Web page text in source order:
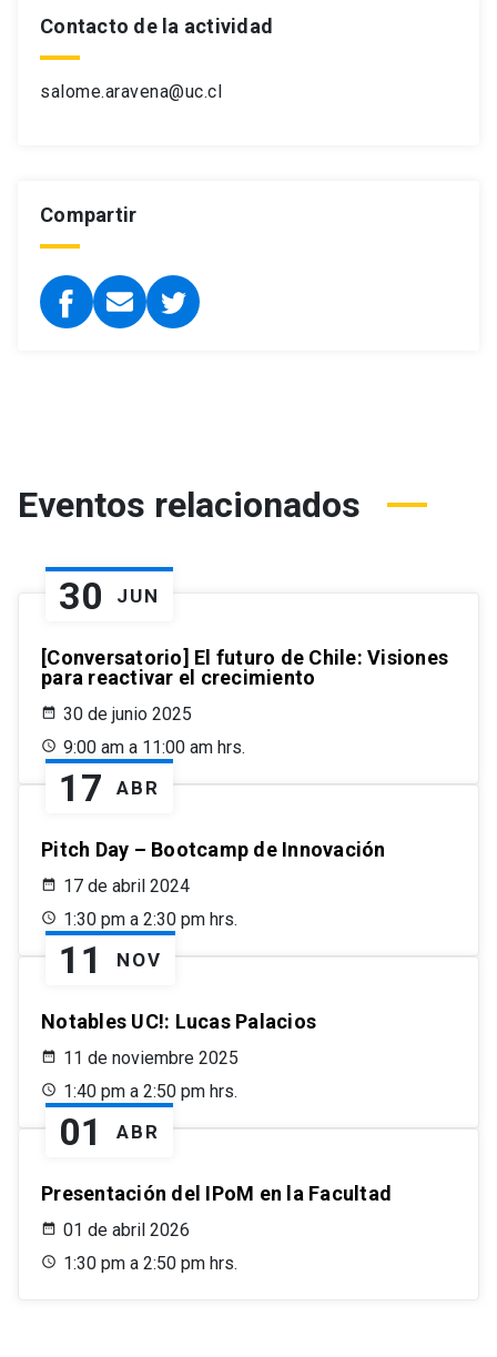
Contacto de la actividad
salome.aravena@uc.cl
Compartir
Eventos relacionados
30 JUN
[Conversatorio] El futuro de Chile: Visiones
para reactivar el crecimiento
30 de junio 2025
9:00 am a 11:00 am hrs.
17 ABR
Pitch Day – Bootcamp de Innovación
17 de abril 2024
1:30 pm a 2:30 pm hrs.
11 NOV
Notables UC!: Lucas Palacios
11 de noviembre 2025
1:40 pm a 2:50 pm hrs.
01 ABR
Presentación del IPoM en la Facultad
01 de abril 2026
1:30 pm a 2:50 pm hrs.